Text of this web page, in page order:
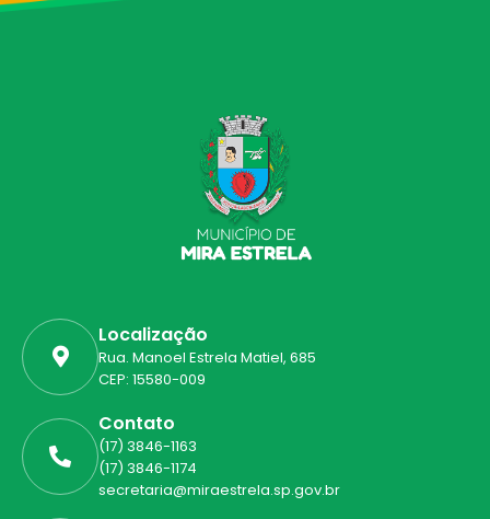
Localização
Rua. Manoel Estrela Matiel, 685
CEP: 15580-009
Contato
(17) 3846-1163
(17) 3846-1174
secretaria@miraestrela.sp.gov.br